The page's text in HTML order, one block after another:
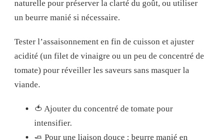
naturelle pour préserver la clarté du goût, ou utiliser
un beurre manié si nécessaire.
Tester l’assaisonnement en fin de cuisson et ajuster
acidité (un filet de vinaigre ou un peu de concentré de
tomate) pour réveiller les saveurs sans masquer la
viande.
🍅 Ajouter du concentré de tomate pour
intensifier.
🧈 Pour une liaison douce : beurre manié en